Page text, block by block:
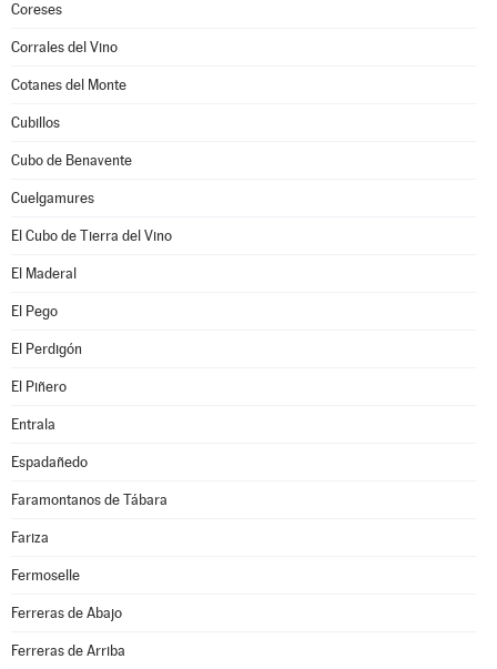
Coreses
Corrales del Vino
Cotanes del Monte
Cubillos
Cubo de Benavente
Cuelgamures
El Cubo de Tierra del Vino
El Maderal
El Pego
El Perdigón
El Piñero
Entrala
Espadañedo
Faramontanos de Tábara
Fariza
Fermoselle
Ferreras de Abajo
Ferreras de Arriba